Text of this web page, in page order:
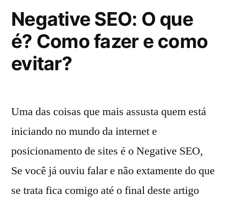
Negative SEO: O que
é? Como fazer e como
evitar?
Uma das coisas que mais assusta quem está
iniciando no mundo da internet e
posicionamento de sites é o Negative SEO,
Se você já ouviu falar e não extamente do que
se trata fica comigo até o final deste artigo